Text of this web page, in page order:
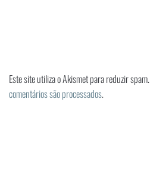
Este site utiliza o Akismet para reduzir spam.
comentários são processados.